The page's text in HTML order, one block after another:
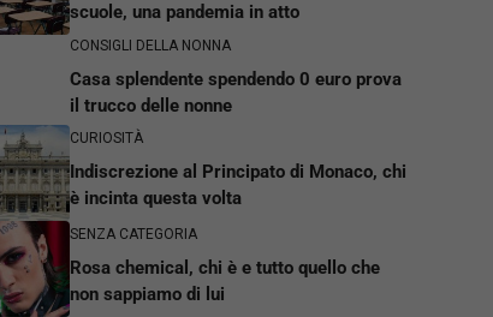
scuole, una pandemia in atto
CONSIGLI DELLA NONNA
Casa splendente spendendo 0 euro prova
il trucco delle nonne
CURIOSITÀ
Indiscrezione al Principato di Monaco, chi
è incinta questa volta
SENZA CATEGORIA
Rosa chemical, chi è e tutto quello che
non sappiamo di lui